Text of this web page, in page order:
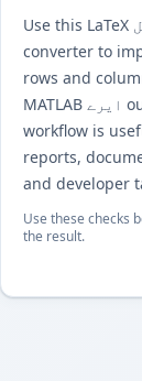
Use this LaTeX ٹیبل to MATLAB ایرے
converter to
rows and
MATLAB ایرے output. The browser-based
workflow is
reports,
and developer
Use these checks
the result.